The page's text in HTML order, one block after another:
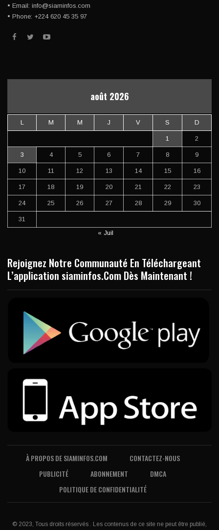
• Email: info@siaminfos.com
• Phone: +224 620 45 35 97
août 2026
L M M J V S D
1 2
3 4 5 6 7 8 9
10 11 12 13 14 15 16
17 18 19 20 21 22 23
24 25 26 27 28 29 30
31
« Juil
Rejoignez Notre Communauté En Téléchargeant
L’application siaminfos.Com Dès Maintenant !
À PROPOS DE SIAMINFOS.COM
CONTACTEZ-NOUS
PUBLICITÉ
ABONNEMENT
DMCA
POLITIQUE DE CONFIDENTIALITÉ
© 2023, Tous droits réservés . Les contenus de ce site ne peut être publié,